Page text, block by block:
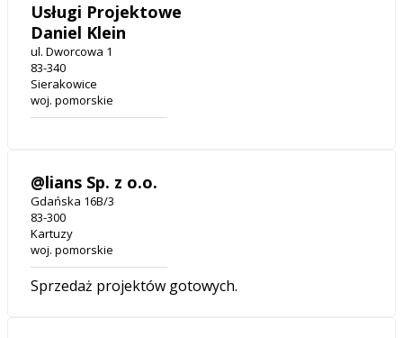
Usługi Projektowe
Daniel Klein
ul. Dworcowa 1
83-340
Sierakowice
woj. pomorskie
@lians Sp. z o.o.
Gdańska 16B/3
83-300
Kartuzy
woj. pomorskie
Sprzedaż projektów gotowych.